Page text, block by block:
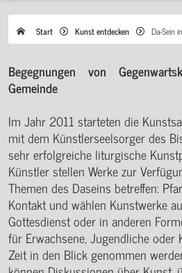
Start Kunst entdecken Da-Sein
Begegnungen von
Gemeinde
Im Jahr 2011 starteten die
mit dem Künstlerseelsorger des
sehr erfolgreiche liturgische
Künstler stellen Werke zur
Themen des Daseins betreffen:
Kontakt und wählen Kunstwerke
Gottesdienst oder in anderen
für Erwachsene, Jugendliche
Zeit in den Blick genommen